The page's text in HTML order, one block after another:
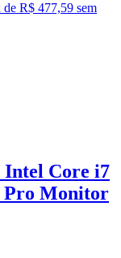
de R$ 477,59 sem
Intel Core i7
Pro Monitor